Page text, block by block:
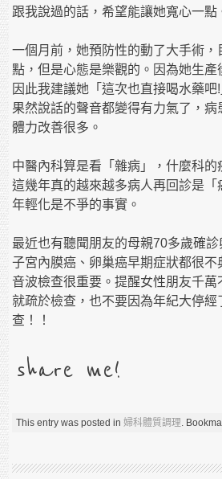
跟我說過的話，希望能讓她寬心一點
一個月前，她預防性的動了大手術
點，但是心態是樂觀的。因為她生產
因此我建議她「這次也直接喝水藥吧
果然說話的聲音都變得有力氣了，病
體力改善很多。
中醫內科算是看「雜病」，什麼科的
這幾年真的越來越多病人再回診是「
年輕化是不爭的事實。
最近也有聽聞朋友的母親70多歲確診
子宮內膜癌、卵巢癌早期症狀都很不
音波檢查很重要。提醒女性朋友千萬
就疏於檢查，也不要因為年紀大停
查！！
share me!
This entry was posted in婦科體質調理.